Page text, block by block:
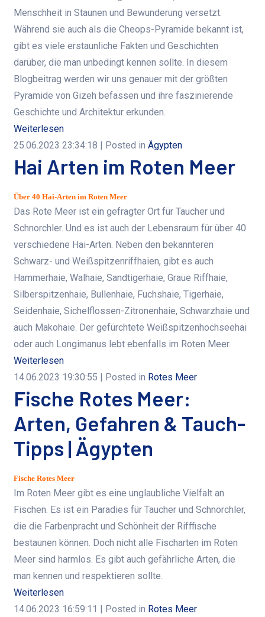
Menschheit in Staunen und Bewunderung versetzt.
Während sie auch als die Cheops-Pyramide bekannt ist,
gibt es viele erstaunliche Fakten und Geschichten
darüber, die man unbedingt kennen sollte. In diesem
Blogbeitrag werden wir uns genauer mit der größten
Pyramide von Gizeh befassen und ihre faszinierende
Geschichte und Architektur erkunden.
Weiterlesen
25.06.2023 23:34:18 | Posted inÄgypten
Hai Arten im Roten Meer
Über 40 Hai-Arten im Roten Meer
Das Rote Meer ist ein gefragter Ort für Taucher und
Schnorchler. Und es ist auch der Lebensraum für über 40
verschiedene Hai-Arten. Neben den bekannteren
Schwarz- und Weißspitzenriffhaien, gibt es auch
Hammerhaie, Walhaie, Sandtigerhaie, Graue Riffhaie,
Silberspitzenhaie, Bullenhaie, Fuchshaie, Tigerhaie,
Seidenhaie, Sichelflossen-Zitronenhaie, Schwarzhaie und
auch Makohaie. Der gefürchtete Weißspitzenhochseehai
oder auch Longimanus lebt ebenfalls im Roten Meer.
Weiterlesen
14.06.2023 19:30:55 | Posted in Rotes Meer
Fische Rotes Meer:
Arten, Gefahren & Tauch-
Tipps | Ägypten
Fische Rotes Meer
Im Roten Meer gibt es eine unglaubliche Vielfalt an
Fischen. Es ist ein Paradies für Taucher und Schnorchler,
die die Farbenpracht und Schönheit der Rifffische
bestaunen können. Doch nicht alle Fischarten im Roten
Meer sind harmlos. Es gibt auch gefährliche Arten, die
man kennen und respektieren sollte.
Weiterlesen
14.06.2023 16:59:11 | Posted in Rotes Meer